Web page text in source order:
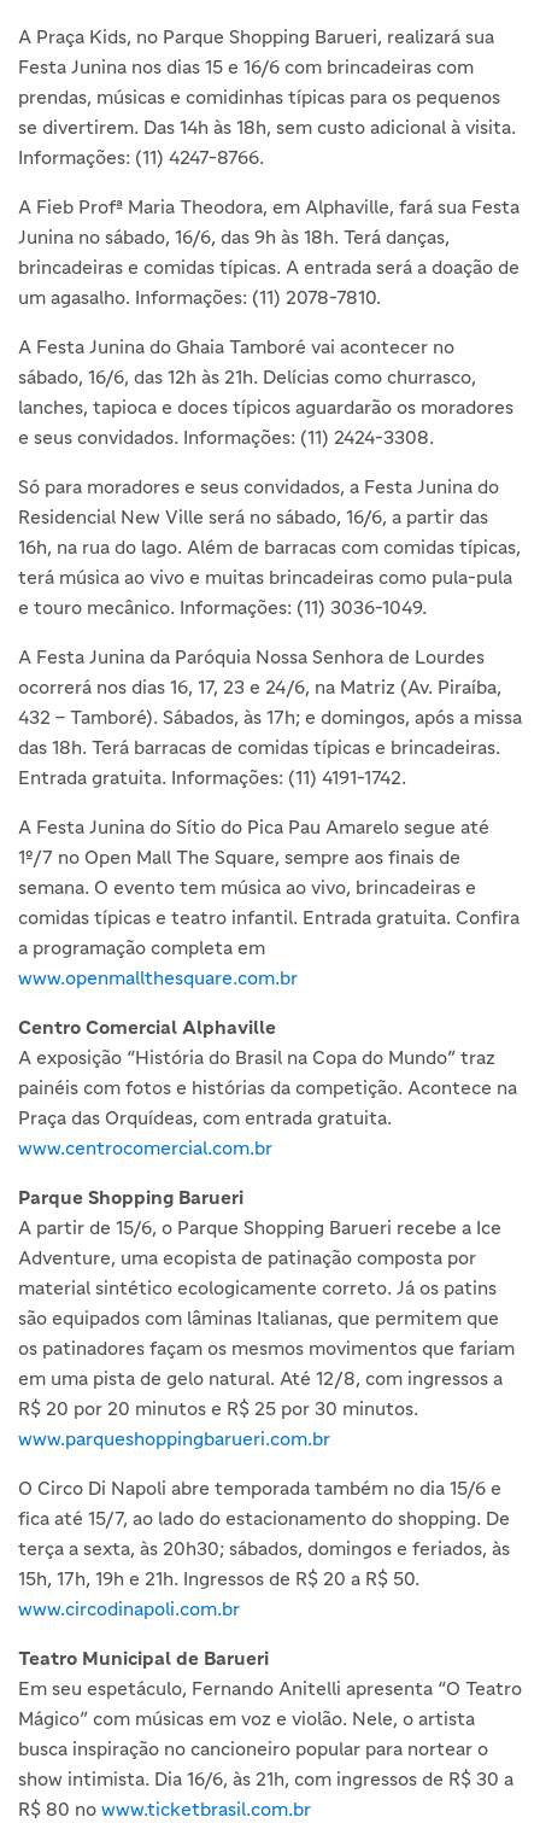
A Praça Kids, no Parque Shopping Barueri, realizará sua
Festa Junina nos dias 15 e 16/6 com brincadeiras com
prendas, músicas e comidinhas típicas para os pequenos
se divertirem. Das 14h às 18h, sem custo adicional à visita.
Informações: (11) 4247-8766.
A Fieb Profª Maria Theodora, em Alphaville, fará sua Festa
Junina no sábado, 16/6, das 9h às 18h. Terá danças,
brincadeiras e comidas típicas. A entrada será a doação de
um agasalho. Informações: (11) 2078-7810.
A Festa Junina do Ghaia Tamboré vai acontecer no
sábado, 16/6, das 12h às 21h. Delícias como churrasco,
lanches, tapioca e doces típicos aguardarão os moradores
e seus convidados. Informações: (11) 2424-3308.
Só para moradores e seus convidados, a Festa Junina do
Residencial New Ville será no sábado, 16/6, a partir das
16h, na rua do lago. Além de barracas com comidas típicas,
terá música ao vivo e muitas brincadeiras como pula-pula
e touro mecânico. Informações: (11) 3036-1049.
A Festa Junina da Paróquia Nossa Senhora de Lourdes
ocorrerá nos dias 16, 17, 23 e 24/6, na Matriz (Av. Piraíba,
432 – Tamboré). Sábados, às 17h; e domingos, após a missa
das 18h. Terá barracas de comidas típicas e brincadeiras.
Entrada gratuita. Informações: (11) 4191-1742.
A Festa Junina do Sítio do Pica Pau Amarelo segue até
1º/7 no Open Mall The Square, sempre aos finais de
semana. O evento tem música ao vivo, brincadeiras e
comidas típicas e teatro infantil. Entrada gratuita. Confira
a programação completa em
www.openmallthesquare.com.br
Centro Comercial Alphaville
A exposição “História do Brasil na Copa do Mundo” traz
painéis com fotos e histórias da competição. Acontece na
Praça das Orquídeas, com entrada gratuita.
www.centrocomercial.com.br
Parque Shopping Barueri
A partir de 15/6, o Parque Shopping Barueri recebe a Ice
Adventure, uma ecopista de patinação composta por
material sintético ecologicamente correto. Já os patins
são equipados com lâminas Italianas, que permitem que
os patinadores façam os mesmos movimentos que fariam
em uma pista de gelo natural. Até 12/8, com ingressos a
R$ 20 por 20 minutos e R$ 25 por 30 minutos.
www.parqueshoppingbarueri.com.br
O Circo Di Napoli abre temporada também no dia 15/6 e
fica até 15/7, ao lado do estacionamento do shopping. De
terça a sexta, às 20h30; sábados, domingos e feriados, às
15h, 17h, 19h e 21h. Ingressos de R$ 20 a R$ 50.
www.circodinapoli.com.br
Teatro Municipal de Barueri
Em seu espetáculo, Fernando Anitelli apresenta “O Teatro
Mágico” com músicas em voz e violão. Nele, o artista
busca inspiração no cancioneiro popular para nortear o
show intimista. Dia 16/6, às 21h, com ingressos de R$ 30 a
R$ 80 no www.ticketbrasil.com.br